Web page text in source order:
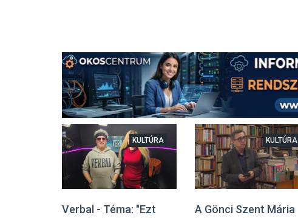
Verbal - Téma: "Ezt
KULTÚRA
A Gönci Szent Mária
KULTÚRA